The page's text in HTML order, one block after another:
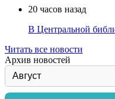
20 часов назад
В Центральной
Читать все новости
Архив новостей